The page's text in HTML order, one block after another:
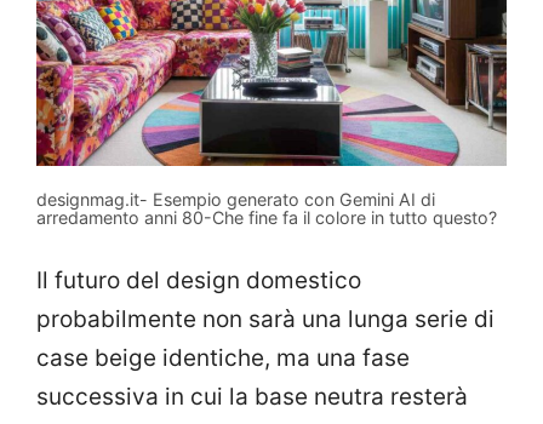
designmag.it- Esempio generato con Gemini AI di
arredamento anni 80-Che fine fa il colore in tutto questo?
Il futuro del design domestico
probabilmente non sarà una lunga serie di
case beige identiche, ma una fase
successiva in cui la base neutra resterà